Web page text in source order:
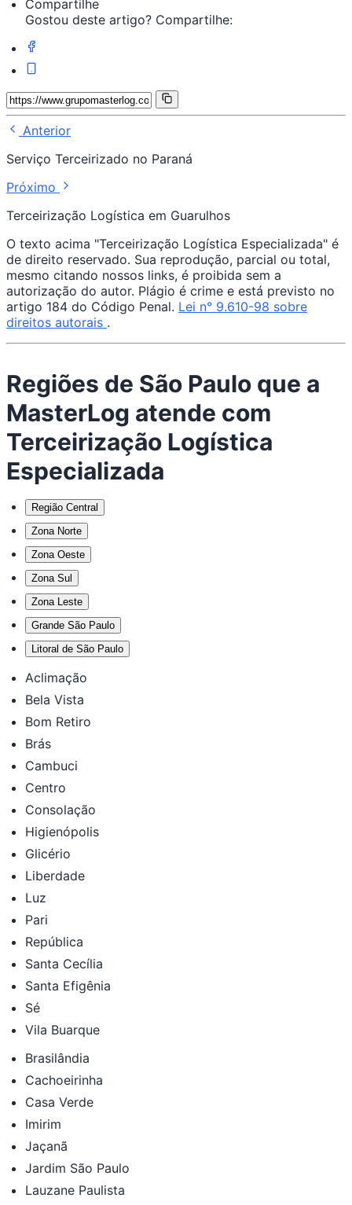
Compartilhe
Gostou deste artigo? Compartilhe:
Anterior
Serviço Terceirizado no Paraná
Próximo
Terceirização Logística em Guarulhos
O texto acima "Terceirização Logística Especializada" é
de direito reservado. Sua reprodução, parcial ou total,
mesmo citando nossos links, é proibida sem a
autorização do autor. Plágio é crime e está previsto no
artigo 184 do Código Penal. Lei n° 9.610-98 sobre
direitos autorais .
Regiões de São Paulo que a
MasterLog atende com
Terceirização Logística
Especializada
Região Central
Zona Norte
Zona Oeste
Zona Sul
Zona Leste
Grande São Paulo
Litoral de São Paulo
Aclimação
Bela Vista
Bom Retiro
Brás
Cambuci
Centro
Consolação
Higienópolis
Glicério
Liberdade
Luz
Pari
República
Santa Cecília
Santa Efigênia
Sé
Vila Buarque
Brasilândia
Cachoeirinha
Casa Verde
Imirim
Jaçanã
Jardim São Paulo
Lauzane Paulista